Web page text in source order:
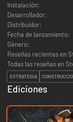
Instalación:
Desarrollador:
Distribuidor:
Fecha de lanzamiento:
Género:
Reseñas recientes en
Todas las reseñas en
ESTRATEGIA
Ediciones